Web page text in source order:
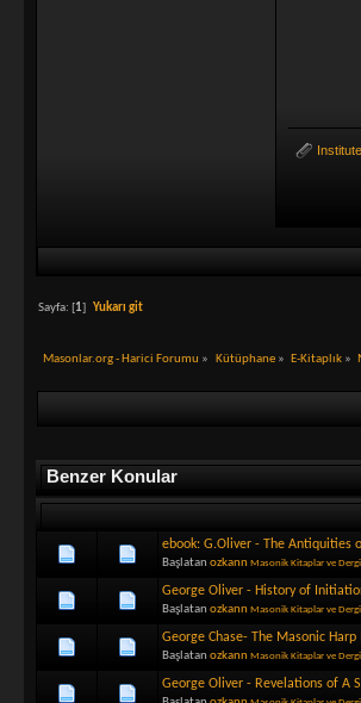
Sayfa: [1]Yukarı git
Masonlar.org - Harici Forumu » Kütüphane» E-Kitaplık »
Benzer Konular
ebook: G.Oliver - The Antiquities
Başlatanozkann Masonik Kitaplar ve
George Oliver - History of
Başlatanozkann Masonik Kitaplar ve
George Chase- The Masonic
Başlatanozkann Masonik Kitaplar ve
George Oliver - Revelations of A